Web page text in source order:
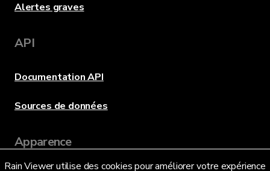
Rain Viewer utilise des cookies pour améliorer votre expérience
Alertes graves
API
Documentation API
Sources de données
Apparence